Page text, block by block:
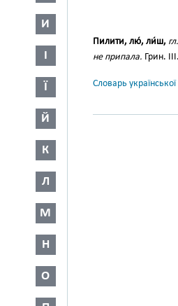
И
І
Ї
Й
К
Л
М
Н
О
Пилити, лю́, ли́ш, гл.
не припала. Грин.
Словарь